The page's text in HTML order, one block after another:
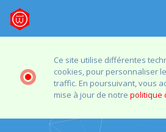
Ce site utilise différentes
cookies, pour personnaliser
traffic. En poursuivant, vous
mise à jour de notre politique